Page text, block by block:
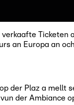
Ticketen
an Europa an
der Plaz a mellt
der Ambiance